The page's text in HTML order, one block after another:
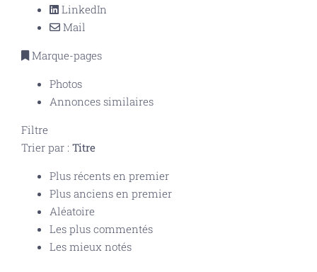
LinkedIn
Mail
Marque-pages
Photos
Annonces similaires
Filtre
Trier par : Titre
Plus récents en premier
Plus anciens en premier
Aléatoire
Les plus commentés
Les mieux notés